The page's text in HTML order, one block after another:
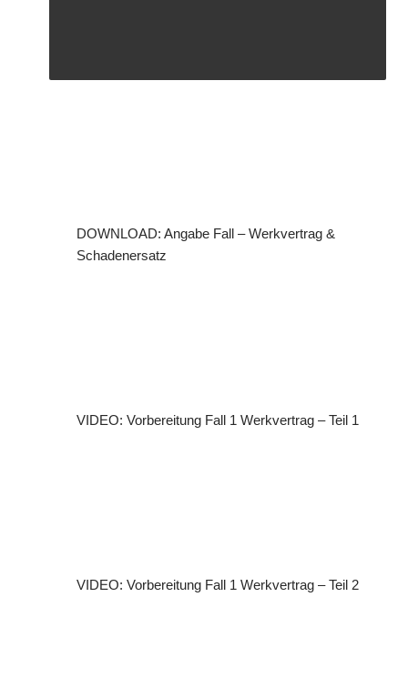
DOWNLOAD: Angabe Fall – Werkvertrag &
Schadenersatz
VIDEO: Vorbereitung Fall 1 Werkvertrag – Teil 1
VIDEO: Vorbereitung Fall 1 Werkvertrag – Teil 2